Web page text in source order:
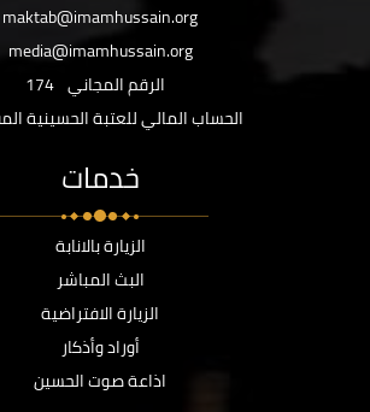
maktab@imamhussain.org
media@imamhussain.org
الرقم المجاني 174
الحساب المالي للعتبة الحسينية
خدمات
الزيارة بالانابة
البث المباشر
الزيارة الافتراضية
أوراد وأذكار
اذاعة صوت الحسين